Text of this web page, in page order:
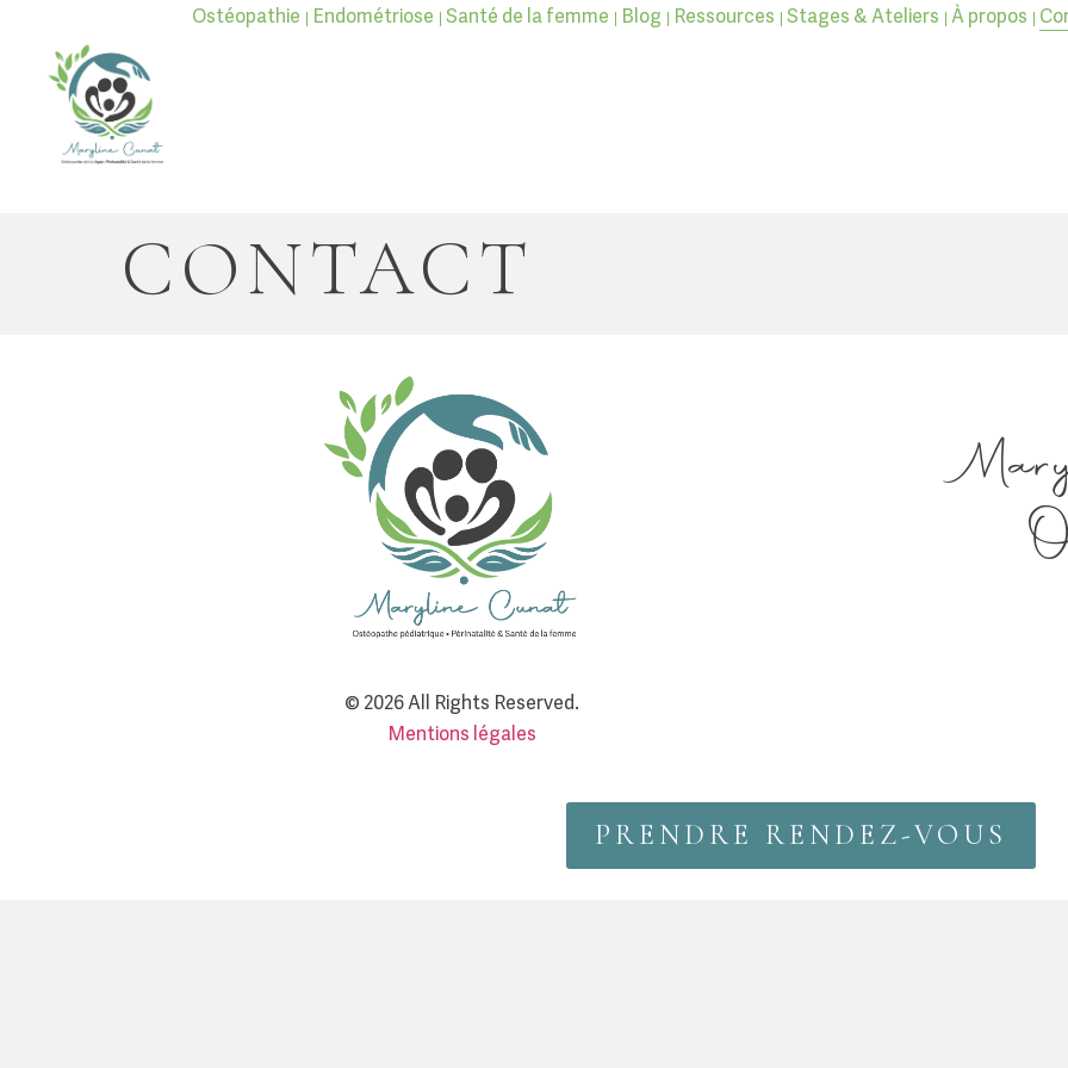
Ostéopathie Endométriose Santé de la femme Blog Ressources Stages & Ateliers À propos
CONTACT
© 2026 All Rights Reserved.
Mentions légales
PRENDRE RENDEZ-VOUS